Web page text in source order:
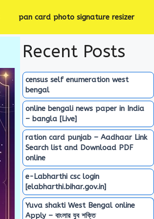
pan card photo signature resizer
Recent Posts
census self enumeration west
bengal
online bengali news paper in India
– bangla [Live]
ration card punjab – Aadhaar Link
Search list and Download PDF
online
e-Labharthi csc login
[elabharthi.bihar.gov.in]
Yuva shakti West Bengal online
Apply – বাংলার যুব শক্তি